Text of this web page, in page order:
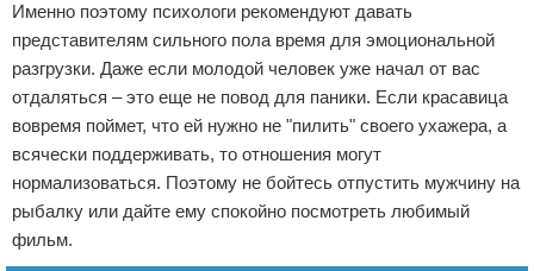
Именно поэтому психологи рекомендуют давать
представителям сильного пола время для эмоциональной
разгрузки. Даже если молодой человек уже начал от вас
отдаляться – это еще не повод для паники. Если красавица
вовремя поймет, что ей нужно не "пилить" своего ухажера, а
всячески поддерживать, то отношения могут
нормализоваться. Поэтому не бойтесь отпустить мужчину на
рыбалку или дайте ему спокойно посмотреть любимый
фильм.